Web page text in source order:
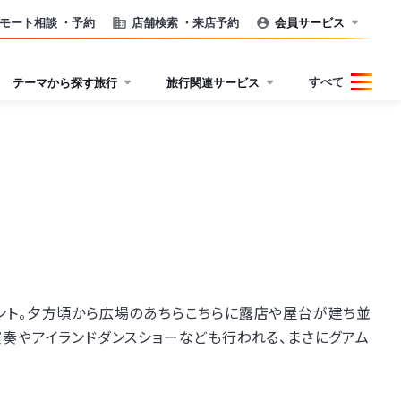
ート相談 ・予約 店舗検索 ・来店予約 会員サービス
テーマから探す旅行 旅行関連サービス すべて
。夕方頃から広場のあちらこちらに露店や屋台が建ち並
アイランドダンスショーなども行われる、まさにグアム